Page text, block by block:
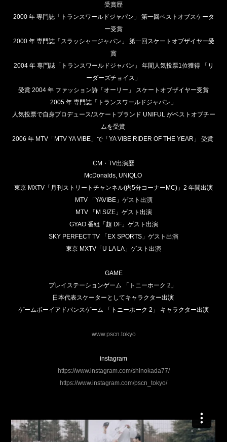
受賞歴
2000 年 専門誌「トランスワールドジャパン」 第一回ベストオブスケータ
ー受賞
2000 年 専門誌「スラッシャージャパン」 第一回スケートオブザイヤー受
賞
2004 年 専門誌「トランスワールドジャパン」 年間人気投票1位獲得 「リ
ーダーズチョイス」
受賞 2004 年 ファッション詩「オーリー」 スケートオブザイヤー受賞
2005 年 専門誌「トランスワールドジャパン」
人気投票で自身プロデュース/スケートブランド UNIFUL がベストオブチー
ムを受賞
2006 年 MTV「MTV YA VIBE」で「YA VIBE RIDER OF THE YEAR」 受賞
CM・TV出演歴
McDonalds, UNIQLO
東京 MXTV「月刊ストリートチャンネル(内5分コーナーMC)」2 年間出演
MTV 「YAVIBE」ゲスト出演
MTV 「M SIZE」ゲスト出演
GYAO 番組「超 DF」ゲスト出演
SKY PERFECT TV 「EX SPORTS」ゲスト出演
東京 MXTV「U LA LA」ゲスト出演
GAME
プレイステーションゲーム 「トニーホーク 2」
日本代表スケーターとしてキャラクター出演
ゲームボーイアドバンスゲーム 「トニーホーク 2」 キャラクター出演
www.pscn.tokyo
instagram
https://www.instagram.com/shinokada77/
https://www.instagram.com/pscn_tokyo/